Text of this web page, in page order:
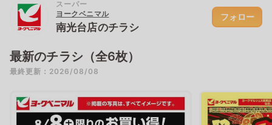
スーパー
ヨークベニマル
南光台店のチラシ
フォロー
最新のチラシ（全6枚）
最終更新：2026/08/08